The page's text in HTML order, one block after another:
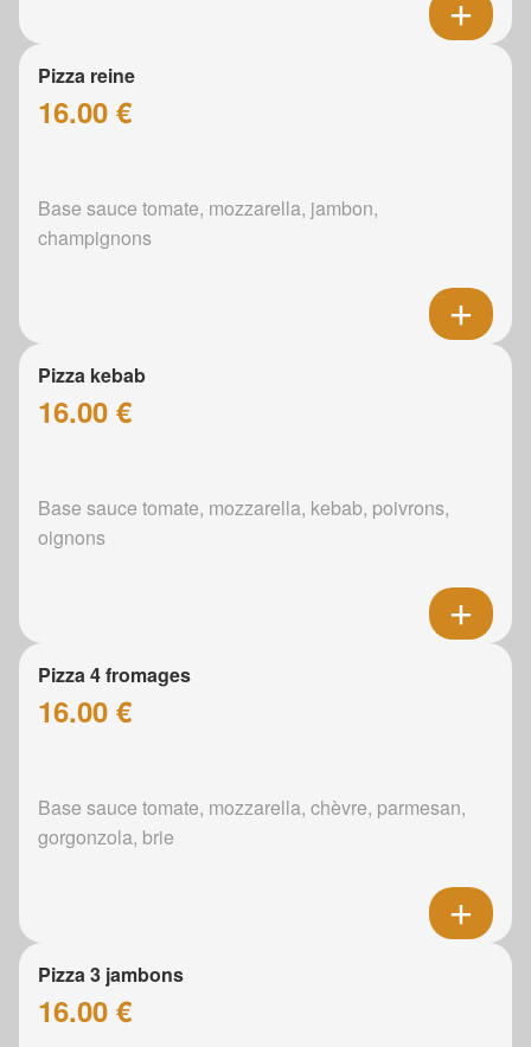
Pizza reine
16.00 €
Base sauce tomate, mozzarella, jambon,
champignons
Pizza kebab
16.00 €
Base sauce tomate, mozzarella, kebab, poivrons,
oignons
Pizza 4 fromages
16.00 €
Base sauce tomate, mozzarella, chèvre, parmesan,
gorgonzola, brie
Pizza 3 jambons
16.00 €